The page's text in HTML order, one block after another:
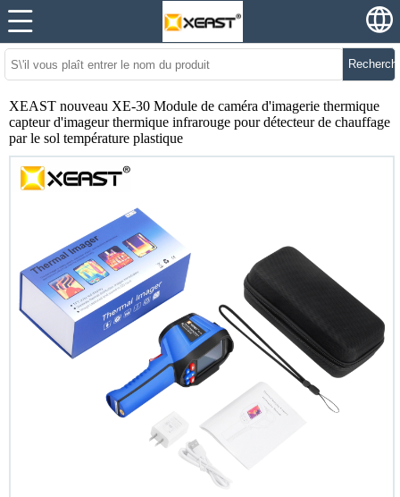
XEAST nouveau XE-30 Module de caméra d'imagerie thermique
capteur d'imageur thermique infrarouge pour détecteur de chauffage
par le sol température plastique